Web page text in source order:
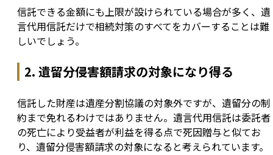
信託できる金額にも上限が設けられている場合が多く、遺
言代用信託だけで相続対策のすべてをカバーすることは難
しいでしょう。
2. 遺留分侵害額請求の対象になり得る
信託した財産は遺産分割協議の対象外ですが、遺留分の制
約まで免れるわけではありません。遺言代用信託は委託者
の死亡により受益者が利益を得る点で死因贈与と似てお
り、遺留分侵害額請求の対象になると考えられています。